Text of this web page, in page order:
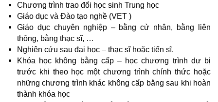
Chương trình trao đổi học sinh Trung học
Giáo dục và Đào tạo nghề (VET )
Giáo dục chuyên nghiệp – bằng cử nhân, bằng liên
thông, bằng thạc sĩ, …
Nghiên cứu sau đại học – thạc sĩ hoặc tiến sĩ.
Khóa học không bằng cấp – học chương trình dự bị
trước khi theo học một chương trình chính thức hoặc
những chương trình khác không cấp bằng sau khi hoàn
thành khóa học